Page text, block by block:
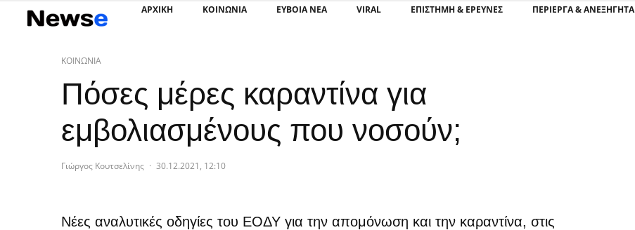
ΑΡΧΙΚΗ ΚΟΙΝΩΝΙΑ ΕΥΒΟΙΑ ΝΕΑ VIRAL ΕΠΙΣΤΉΜΗ & ΈΡΕΥΝΕΣ ΠΕΡΊΕΡΓΑ & ΑΝΕΞΉΓΗΤΑ
ΚΟΙΝΩΝΙΑ
Πόσες μέρες καραντίνα για
εμβολιασμένους που νοσούν;
Γιώργος Κουτσελίνης · 30.12.2021, 12:10
Νέες αναλυτικές οδηγίες του ΕΟΔΥ για την απομόνωση και την καραντίνα, στις